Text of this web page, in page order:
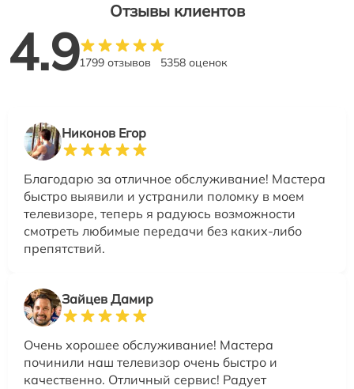
Отзывы клиентов
4.91799 отзывов 5358 оценок
Никонов Егор
Благодарю за отличное обслуживание! Мастера
быстро выявили и устранили поломку в моем
телевизоре, теперь я радуюсь возможности
смотреть любимые передачи без каких-либо
препятствий.
Зайцев Дамир
Очень хорошее обслуживание! Мастера
починили наш телевизор очень быстро и
качественно. Отличный сервис! Радует